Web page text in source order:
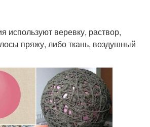
используют веревку, раствор,
пряжу, либо ткань, воздушный